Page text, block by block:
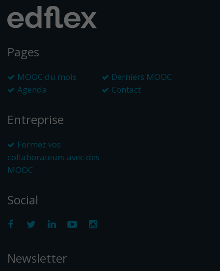
Pages
MOOC du mois
Derniers MOOC
Agenda
Contact
Entreprise
Formez vos
collaborateurs avec des
MOOC
Social
Newsletter